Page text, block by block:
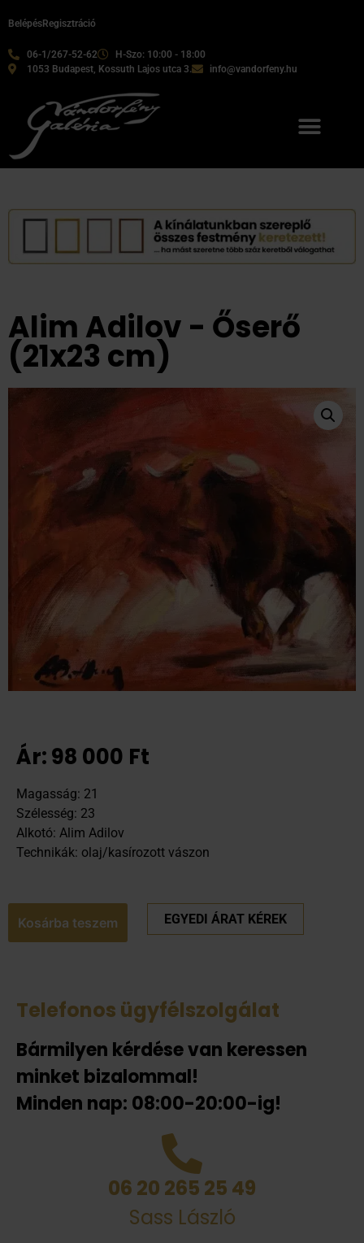
06-1/267-52-62
H-Szo: 10:00 - 18:00
1053 Budapest, Kossuth Lajos utca 3.
info@vandorfeny.hu
BelépésRegisztráció
Alim Adilov - Őserő
(21x23 cm)
Ár:98 000 Ft
Magasság: 21
Szélesség: 23
Alkotó: Alim Adilov
Technikák: olaj/kasírozott vászon
Kosárba teszem EGYEDI ÁRAT KÉREK
Telefonos ügyfélszolgálat
Bármilyen kérdése van keressen
minket bizalommal!
Minden nap: 08:00-20:00-ig!
06 20 265 25 49
Sass László